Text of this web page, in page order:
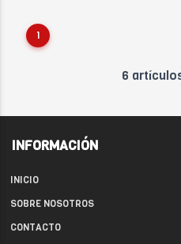
1
6
INFORMACIÓN
INICIO
SOBRE NOSOTROS
CONTACTO